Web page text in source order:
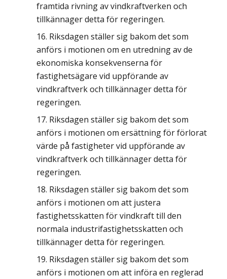
framtida rivning av vindkraftverken och
tillkännager detta för regeringen.
Riksdagen ställer sig bakom det som
anförs i motionen om en utredning av de
ekonomiska konsekvenserna för
fastighetsägare vid uppförande av
vindkraftverk och tillkännager detta för
regeringen.
Riksdagen ställer sig bakom det som
anförs i motionen om ersättning för förlorat
värde på fastigheter vid uppförande av
vindkraftverk och tillkännager detta för
regeringen.
Riksdagen ställer sig bakom det som
anförs i motionen om att justera
fastighetsskatten för vindkraft till den
normala industrifastighetsskatten och
tillkännager detta för regeringen.
Riksdagen ställer sig bakom det som
anförs i motionen om att införa en reglerad